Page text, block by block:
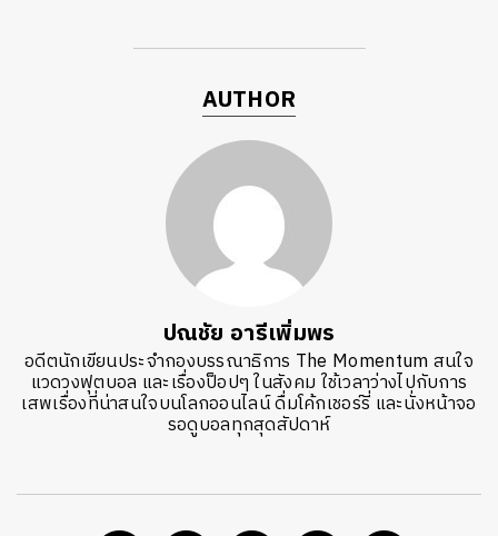
AUTHOR
ปณชัย อารีเพิ่มพร
อดีตนักเขียนประจำกองบรรณาธิการ The Momentum สนใจ
แวดวงฟุตบอล และเรื่องป็อปๆ ในสังคม ใช้เวลาว่างไปกับการ
เสพเรื่องที่น่าสนใจบนโลกออนไลน์ ดื่มโค้กเชอร์รี่ และนั่งหน้าจอ
รอดูบอลทุกสุดสัปดาห์